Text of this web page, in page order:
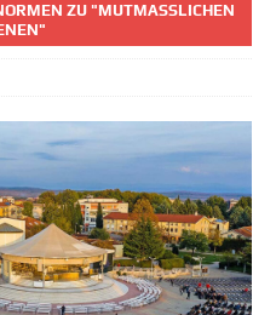
ZU "MUTMASSLICHEN ÜB